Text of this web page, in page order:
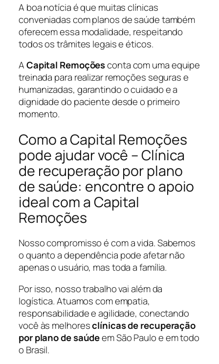
A boa notícia é que muitas clínicas
conveniadas com planos de saúde também
oferecem essa modalidade, respeitando
todos os trâmites legais e éticos.
ACapital Remoçõesconta com uma equipe
treinada para realizar remoções seguras e
humanizadas, garantindo o cuidado e a
dignidade do paciente desde o primeiro
momento.
Como a Capital Remoções
pode ajudar você – Clínica
de recuperação por plano
de saúde: encontre o apoio
ideal com a Capital
Remoções
Nosso compromisso é com a vida. Sabemos
o quanto a dependência pode afetar não
apenas o usuário, mas toda a família.
Por isso, nosso trabalho vai além da
logística. Atuamos com empatia,
responsabilidade e agilidade, conectando
você às melhoresclínicas de recuperação
por plano de saúdeem São Paulo e em todo
o Brasil.